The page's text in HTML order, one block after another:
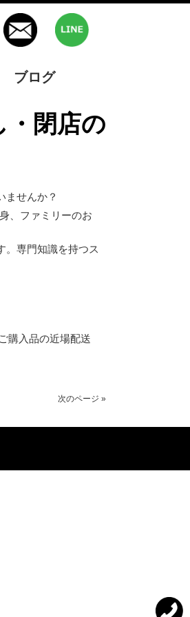
ブログ
ませんか？
、ファミリーのお
。専門知識を持つス
購入品の近場配送
次のページ »